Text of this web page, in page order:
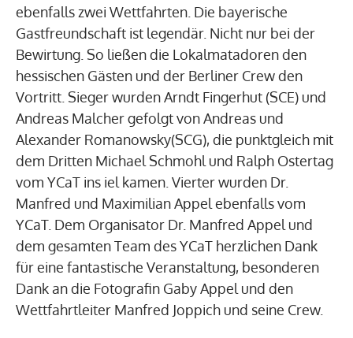
ebenfalls zwei Wettfahrten. Die bayerische
Gastfreundschaft ist legendär. Nicht nur bei der
Bewirtung. So ließen die Lokalmatadoren den
hessischen Gästen und der Berliner Crew den
Vortritt. Sieger wurden Arndt Fingerhut (SCE) und
Andreas Malcher gefolgt von Andreas und
Alexander Romanowsky(SCG), die punktgleich mit
dem Dritten Michael Schmohl und Ralph Ostertag
vom YCaT ins iel kamen. Vierter wurden Dr.
Manfred und Maximilian Appel ebenfalls vom
YCaT. Dem Organisator Dr. Manfred Appel und
dem gesamten Team des YCaT herzlichen Dank
für eine fantastische Veranstaltung, besonderen
Dank an die Fotografin Gaby Appel und den
Wettfahrtleiter Manfred Joppich und seine Crew.